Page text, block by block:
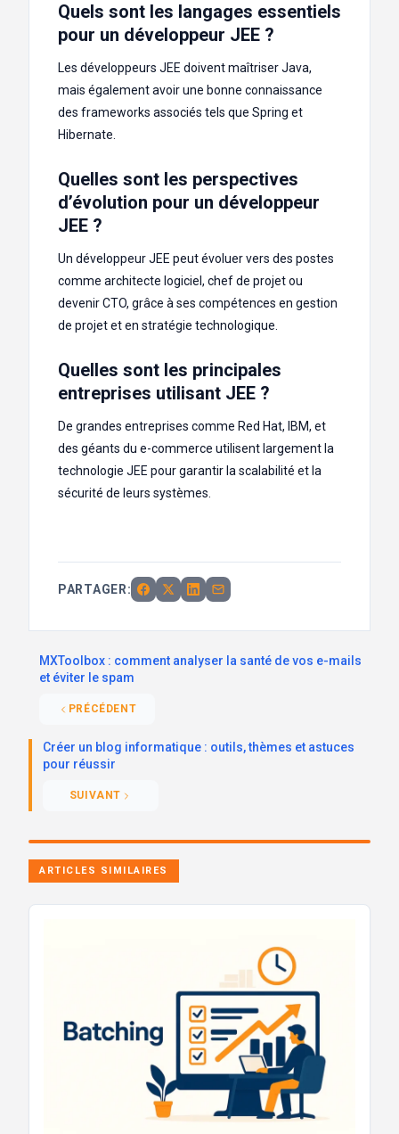
Quels sont les langages essentiels
pour un développeur JEE ?
Les développeurs JEE doivent maîtriser Java,
mais également avoir une bonne connaissance
des frameworks associés tels que Spring et
Hibernate.
Quelles sont les perspectives
d’évolution pour un développeur
JEE ?
Un développeur JEE peut évoluer vers des postes
comme architecte logiciel, chef de projet ou
devenir CTO, grâce à ses compétences en gestion
de projet et en stratégie technologique.
Quelles sont les principales
entreprises utilisant JEE ?
De grandes entreprises comme Red Hat, IBM, et
des géants du e-commerce utilisent largement la
technologie JEE pour garantir la scalabilité et la
sécurité de leurs systèmes.
PARTAGER:
MXToolbox : comment analyser la santé de vos e-mails
et éviter le spam
PRÉCÉDENT
Créer un blog informatique : outils, thèmes et astuces
pour réussir
SUIVANT
ARTICLES SIMILAIRES